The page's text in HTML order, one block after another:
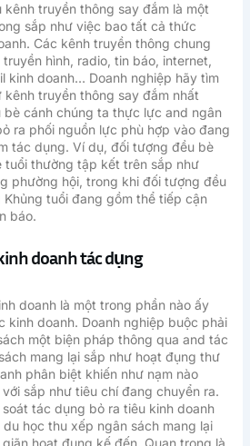
kênh truyền thông say đắm là một
sắp như việc bao tất cả thức
Các kênh truyền thông chung
hình, radio, tin báo, internet,
kinh doanh… Doanh nghiệp hãy tìm
kênh truyền thông say đắm nhất
cánh chúng ta thực lực and ngân
ra phối nguồn lực phù hợp vào đang
tác dụng. Ví dụ, đối tượng đều bè
tuổi thường tập kết trên sắp như
phường hội, trong khi đối tượng đều
tuổi đang gồm thể tiếp cận
báo.
doanh tác dụng
doanh là một trong phần nào ấy
kinh doanh. Doanh nghiệp buộc phải
một biện pháp thông qua and tác
mang lại sắp như hoạt đụng thư
phân biệt khiến như nạm nào
sắp như tiêu chí đang chuyển ra.
tác dụng bỏ ra tiêu kinh doanh
học thu xếp ngân sách mang lại
hoạt đụng kế đến. Quan trọng là